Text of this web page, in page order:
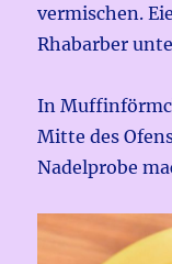
vermischen.
Rhabarber
In
Mitte des
Nadelprobe